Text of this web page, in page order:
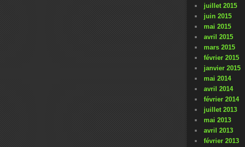
juillet 2015
juin 2015
mai 2015
avril 2015
mars 2015
février 2015
janvier 2015
mai 2014
avril 2014
février 2014
juillet 2013
mai 2013
avril 2013
février 2013